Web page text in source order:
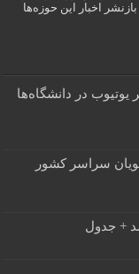
اخبار این حوزه‌ها
یوتیوب در دانشگاه‌ها
سراسر کشور